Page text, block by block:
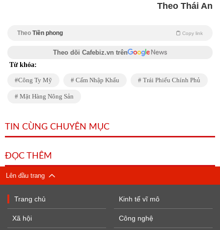
Theo Thái An
Theo Tiền phong Copy link
Theo dõi Cafebiz.vn trên
Từ khóa:
Công Ty Mỹ Cấm Nhập Khẩu Trái Phiếu Chính Phủ
Mặt Hàng Nông Sản
TIN CÙNG CHUYÊN MỤC
ĐỌC THÊM
Lên đầu trang
Trang chủ
Xã hội
Kinh tế vĩ mô
Công nghệ